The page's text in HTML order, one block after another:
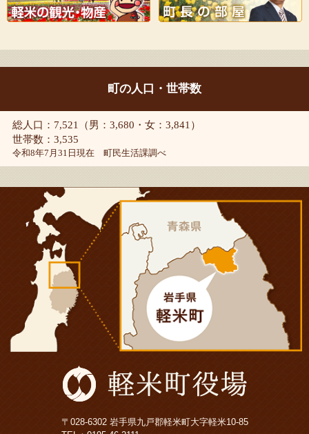
町の人口・世帯数
総人口：7,521（男：3,680・女：3,841）
世帯数：3,535
令和8年7月31日現在 町民生活課調べ
〒028-6302 岩手県九戸郡軽米町大字軽米10-85